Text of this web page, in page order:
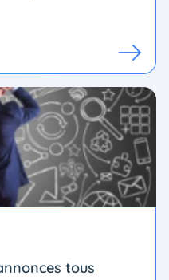
tous